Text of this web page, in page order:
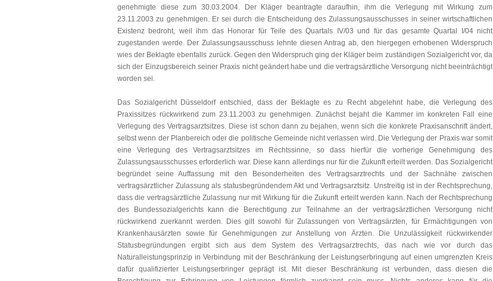
genehmigte diese zum 30.03.2004. Der Kläger beantragte daraufhin, ihm die Verlegung mit Wirkung zum
23.11.2003 zu genehmigen. Er sei durch die Entscheidung des Zulassungsausschusses in seiner wirtschaftlichen
Existenz bedroht, weil ihm das Honorar für Teile des Quartals IV/03 und für das gesamte Quartal I/04 nicht
zugestanden werde. Der Zulassungsausschuss lehnte diesen Antrag ab, den hiergegen erhobenen Widerspruch
wies der Beklagte ebenfalls zurück. Gegen den Widerspruch ging der Kläger beim zuständigen Sozialgericht vor, da
sich der Einzugsbereich seiner Praxis nicht geändert habe und die vertragsärztliche Versorgung nicht beeinträchtigt
worden sei.
Das Sozialgericht Düsseldorf entschied, dass der Beklagte es zu Recht abgelehnt habe, die Verlegung des
Praxissitzes rückwirkend zum 23.11.2003 zu genehmigen. Zunächst bejaht die Kammer im konkreten Fall eine
Verlegung des Vertragsarztsitzes. Diese ist schon dann zu bejahen, wenn sich die konkrete Praxisanschrift ändert,
selbst wenn der Planbereich oder die politische Gemeinde nicht verlassen wird. Die Verlegung der Praxis war somit
eine Verlegung des Vertragsarztsitzes im Rechtssinne, so dass hierfür die vorherige Genehmigung des
Zulassungsausschusses erforderlich war. Diese kann allerdings nur für die Zukunft erteilt werden. Das Sozialgericht
begründet seine Auffassung mit den Besonderheiten des Vertragsarztrechts und der Sachnähe zwischen
vertragsärztlicher Zulassung als statusbegründendem Akt und Vertragsarztsitz. Unstreitig ist in der Rechtsprechung,
dass die vertragsärztliche Zulassung nur mit Wirkung für die Zukunft erteilt werden kann. Nach der Rechtsprechung
des Bundessozialgerichts kann die Berechtigung zur Teilnahme an der vertragsärztlichen Versorgung nicht
rückwirkend zuerkannt werden. Dies gilt sowohl für Zulassungen von Vertragsärzten, für Ermächtigungen von
Krankenhausärzten sowie für Genehmigungen zur Anstellung von Ärzten. Die Unzulässigkeit rückwirkender
Statusbegründungen ergibt sich aus dem System des Vertragsarztrechts, das nach wie vor durch das
Naturalleistungsprinzip in Verbindung mit der Beschränkung der Leistungserbringung auf einen umgrenzten Kreis
dafür qualifizierter Leistungserbringer geprägt ist. Mit dieser Beschränkung ist verbunden, dass diesen die